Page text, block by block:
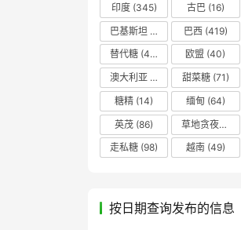
印度(345) 古巴(16)
巴基斯坦
巴西(419)
替代糖 (48) 欧盟 (40)
澳大利亚
甜菜糖(71)
糖精 (14) 缅甸 (64)
英茂 (86) 草地贪夜蛾
走私糖 (98) 越南(49)
按日期查询发布的信息